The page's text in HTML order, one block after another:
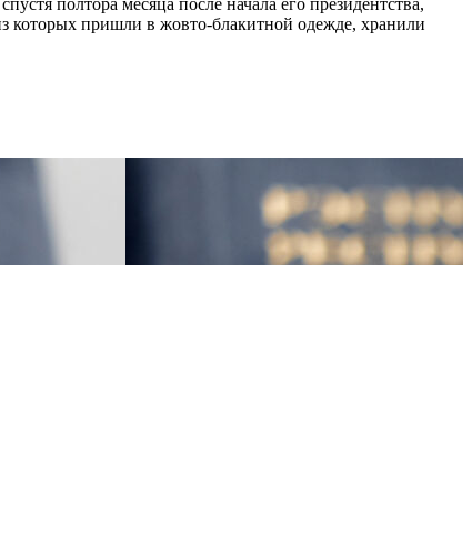
полтора месяца после начала его президентства,
которых пришли в жовто-блакитной одежде, хранили